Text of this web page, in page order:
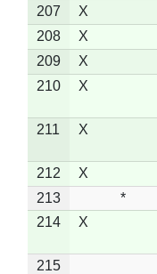
207
X
208
X
209
X
210
X
211 X
212 X
213
*
214
X
215